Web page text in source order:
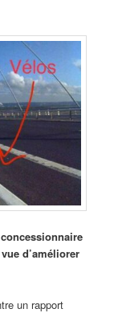
d’améliorer
un rapport